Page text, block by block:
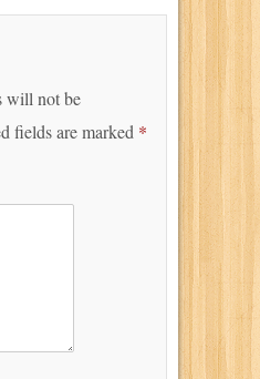
will not be
fields are marked *